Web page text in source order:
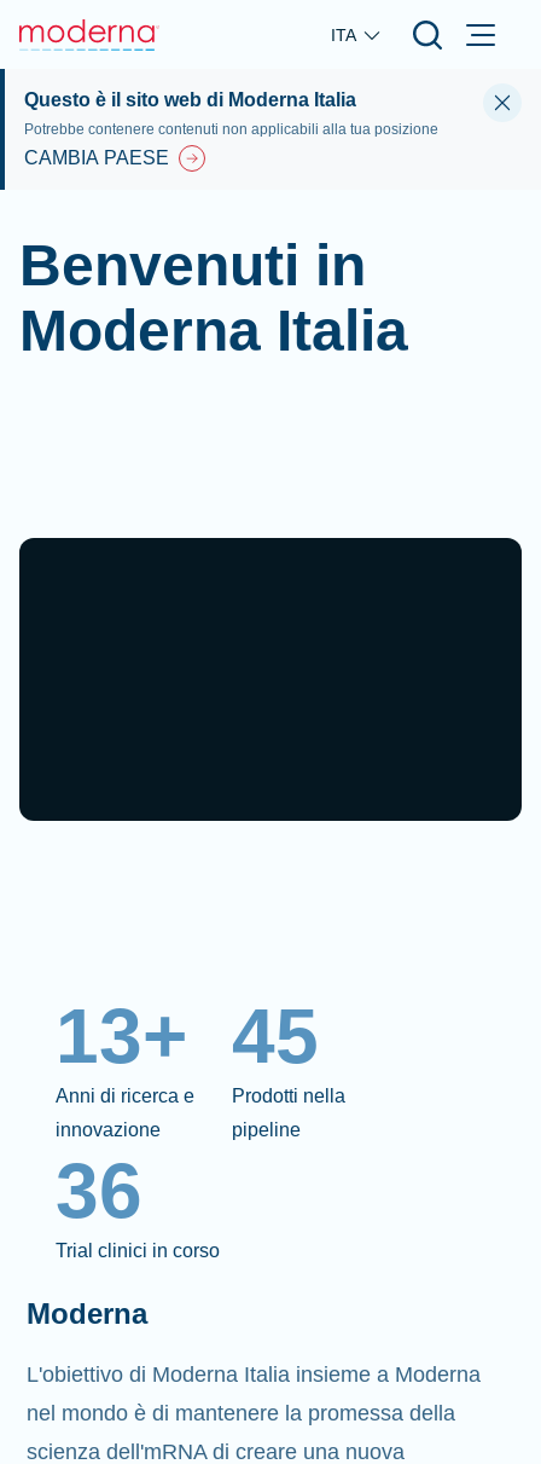
Skip to main content
ITA
Questo è il sito web di Moderna Italia
Potrebbe contenere contenuti non applicabili alla tua posizione
CAMBIA PAESE
Benvenuti in
Moderna Italia
13+
Anni di ricerca e
innovazione
45
Prodotti nella
pipeline
36
Trial clinici in corso
Moderna
L'obiettivo di Moderna Italia insieme a Moderna
nel mondo è di mantenere la promessa della
scienza dell'mRNA di creare una nuova